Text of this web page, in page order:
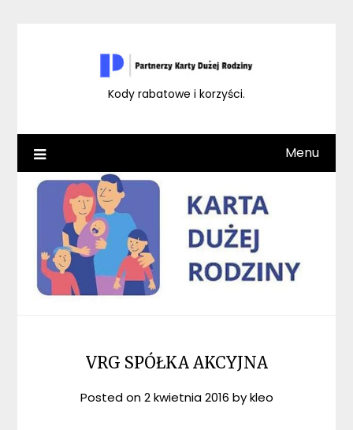
Kody rabatowe i korzyści.
Menu
VRG SPÓŁKA AKCYJNA
Posted on2 kwietnia 2016 bykleo